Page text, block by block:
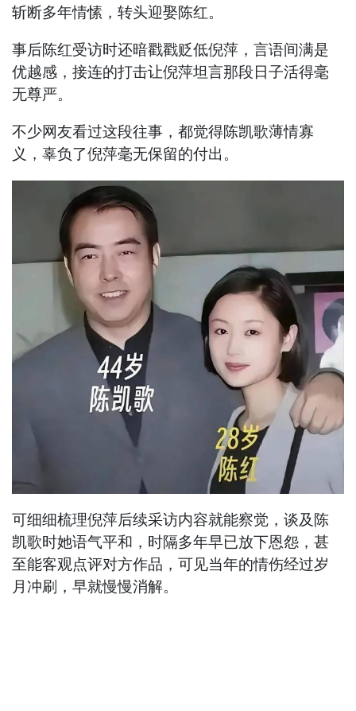
斩断多年情愫，转头迎娶陈红。
事后陈红受访时还暗戳戳贬低倪萍，言语间满是
优越感，接连的打击让倪萍坦言那段日子活得毫
无尊严。
不少网友看过这段往事，都觉得陈凯歌薄情寡
义，辜负了倪萍毫无保留的付出。
可细细梳理倪萍后续采访内容就能察觉，谈及陈
凯歌时她语气平和，时隔多年早已放下恩怨，甚
至能客观点评对方作品，可见当年的情伤经过岁
月冲刷，早就慢慢消解。